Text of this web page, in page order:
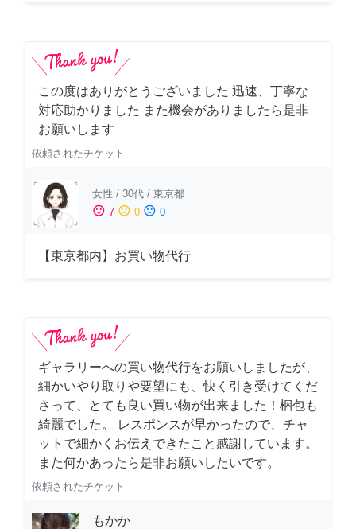
この度はありがとうございました 迅速、丁寧な
対応助かりました また機会がありましたら是非
お願いします
依頼されたチケット
女性 / 30代 / 東京都
sentiment_satisfied 7 sentiment_neutral 0 sentiment_dissatisfied 0
【東京都内】お買い物代行
ギャラリーへの買い物代行をお願いしましたが、
細かいやり取りや要望にも、快く引き受けてくだ
さって、とても良い買い物が出来ました！梱包も
綺麗でした。 レスポンスが早かったので、チャ
ットで細かくお伝えできたこと感謝しています。
また何かあったら是非お願いしたいです。
依頼されたチケット
もかか